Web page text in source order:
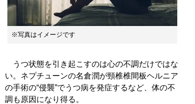
※写真はイメージです
うつ状態を引き起こすのは心の不調だけではな
い。ネプチューンの名倉潤が頸椎椎間板ヘルニア
の手術の“侵襲”でうつ病を発症するなど、体の不
調も原因になり得る。